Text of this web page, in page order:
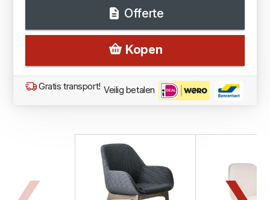
Offerte
Kopen
Gratis transport! Veilig betalen